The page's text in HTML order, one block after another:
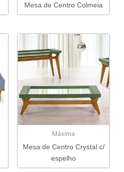
Mesa de Centro Colmeia
Máxima
Mesa de Centro Crystal c/
espelho